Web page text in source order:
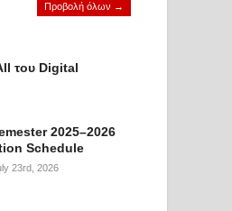
Προβολή όλων →
του Digital
2025–2026
Schedule
23rd, 2026